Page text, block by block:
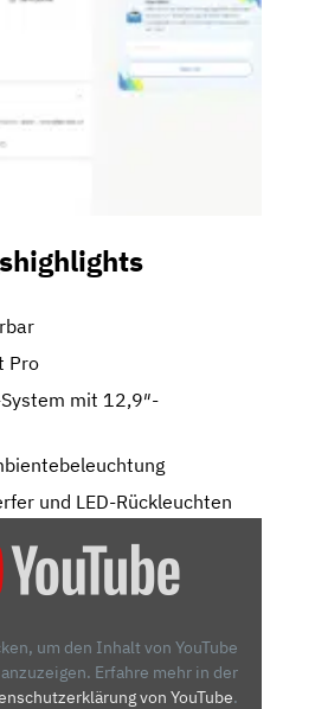
Pro
mit 12,9″-
und LED-Rückleuchten
um den Inhalt von YouTube
anzuzeigen. Erfahre mehr in der
von YouTube.